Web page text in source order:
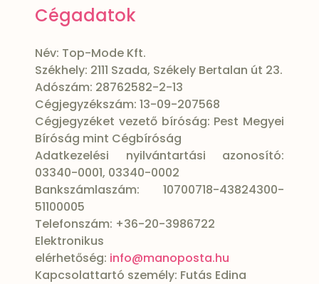
Cégadatok
Név: Top-Mode Kft.
Székhely: 2111 Szada, Székely Bertalan út 23.
Adószám: 28762582-2-13
Cégjegyzékszám: 13-09-207568
Cégjegyzéket vezető bíróság: Pest Megyei
Bíróság mint Cégbíróság
Adatkezelési nyilvántartási azonosító:
03340-0001, 03340-0002
Bankszámlaszám: 10700718-43824300-
51100005
Telefonszám: +36-20-3986722
Elektronikus
elérhetőség: info@manoposta.hu
Kapcsolattartó személy: Futás Edina